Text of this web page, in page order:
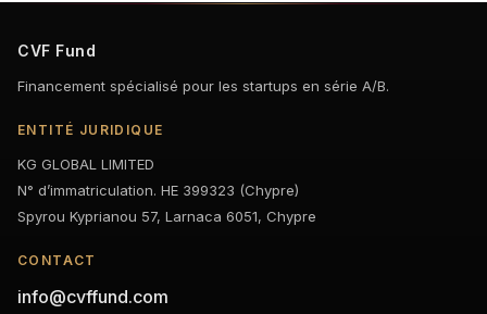
CVF Fund
Financement spécialisé pour les startups en série A/B.
ENTITÉ JURIDIQUE
KG GLOBAL LIMITED
N° d’immatriculation. HE 399323 (Chypre)
Spyrou Kyprianou 57, Larnaca 6051, Chypre
CONTACT
info@cvffund.com